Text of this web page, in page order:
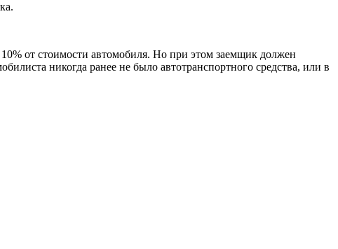
10% от стоимости автомобиля. Но при этом заемщик должен
никогда ранее не было автотранспортного средства, или в